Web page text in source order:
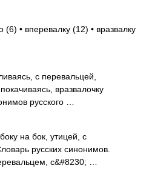
• вперевалку (12) • вразвалку
с перевальцей,
вразвалочку
русского …
на бок, утицей, с
русских синонимов.
с&#8230; …